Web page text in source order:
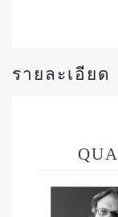
รายละเอียด